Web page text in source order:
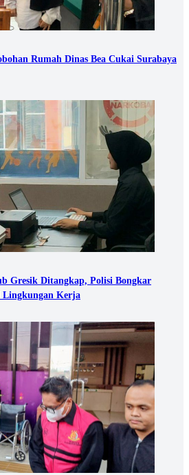
Rumah Dinas Bea Cukai Surabaya
Gresik Ditangkap, Polisi Bongkar
Lingkungan Kerja